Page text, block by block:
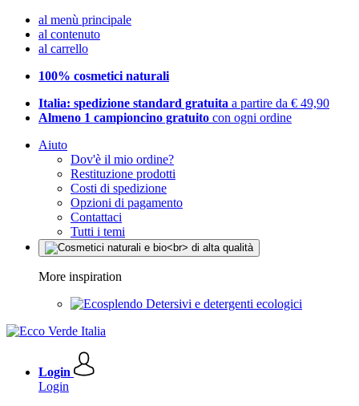
al menù principale
al contenuto
al carrello
100% cosmetici naturali
Italia: spedizione standard gratuita a partire da € 49,90
Almeno 1 campioncino gratuito con ogni ordine
Aiuto
Dov'è il mio ordine?
Restituzione prodotti
Costi di spedizione
Opzioni di pagamento
Contattaci
Tutti i temi
More inspiration
Detersivi e detergenti ecologici
Login
Login